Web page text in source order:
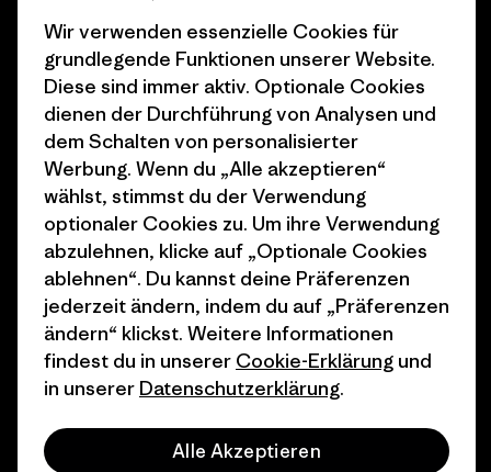
Klimaziele
1% For The Planet
Wie wir finanzieren
Geschenkgutscheine
Stores in deiner
Nähe
Pressekontakt
Industry program
Affiliate-Programm
Patagonia Deutschland
Seitenverzeichnis
© 2026 Patagonia, Inc. All Rights Reserved.
Wir verwenden essenzielle Cookies für
grundlegende Funktionen unserer Website.
Diese sind immer aktiv. Optionale Cookies
dienen der Durchführung von Analysen und
dem Schalten von personalisierter
Werbung. Wenn du „Alle akzeptieren“
wählst, stimmst du der Verwendung
optionaler Cookies zu. Um ihre Verwendung
abzulehnen, klicke auf „Optionale Cookies
ablehnen“. Du kannst deine Präferenzen
jederzeit ändern, indem du auf „Präferenzen
ändern“ klickst. Weitere Informationen
findest du in unserer Cookie-Erklärung und
in unserer Datenschutzerklärung.
Alle Akzeptieren